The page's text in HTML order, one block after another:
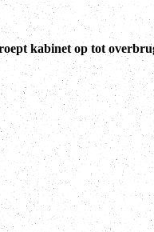
kabinet op tot